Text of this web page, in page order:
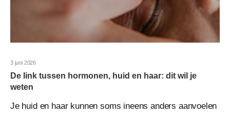
3 juni 2026
De link tussen hormonen, huid en haar: dit wil je
weten
Je huid en haar kunnen soms ineens anders aanvoelen